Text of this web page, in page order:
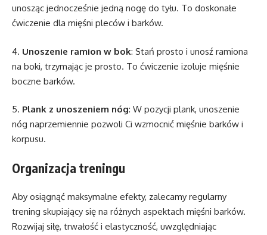
unosząc jednocześnie jedną nogę do tyłu. To doskonałe
ćwiczenie dla mięśni pleców i barków.
4. Unoszenie ramion w bok: Stań prosto i unosź ramiona
na boki, trzymając je prosto. To ćwiczenie izoluje mięśnie
boczne barków.
5. Plank z unoszeniem nóg: W pozycji plank, unoszenie
nóg naprzemiennie pozwoli Ci wzmocnić mięśnie barków i
korpusu.
Organizacja treningu
Aby osiągnąć maksymalne efekty, zalecamy regularny
trening skupiający się na różnych aspektach mięśni barków.
Rozwijaj siłę, trwałość i elastyczność, uwzględniając